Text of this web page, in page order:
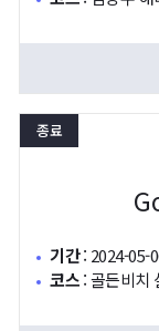
종료
기간: 2024-05-
코스:골든비치